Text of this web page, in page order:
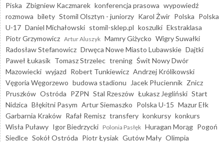
Piska Zbigniew Kaczmarek konferencja prasowa wypowiedź
rozmowa bilety Stomil Olsztyn - juniorzy Karol Żwir Polska Polska
U-17 Daniel Michałowski stomil-sklep.pl koszulki Ekstraklasa
Piotr Grzymowicz Artur Aluszyk Mamry Giżycko Wigry Suwałki
Radosław Stefanowicz Drwęca Nowe Miasto Lubawskie Dajtki
Paweł Łukasik Tomasz Strzelec trening Świt Nowy Dwór
Mazowiecki wyjazd Robert Tunkiewicz Andrzej Królikowski
Vęgoria Węgorzewo budowa stadionu Jacek Płuciennik Znicz
Pruszków Ostróda PZPN Stal Rzeszów Łukasz Jegliński Start
Nidzica Błękitni Pasym Artur Siemaszko Polska U-15 Mazur Ełk
Garbarnia Kraków Rafał Remisz transfery konkursy konkurs
Wisła Puławy Igor Biedrzycki Polonia Pasłęk Huragan Morąg Pogoń
Siedlce Sokół Ostróda Piotr Łysiak Gutów Mały Olimpia